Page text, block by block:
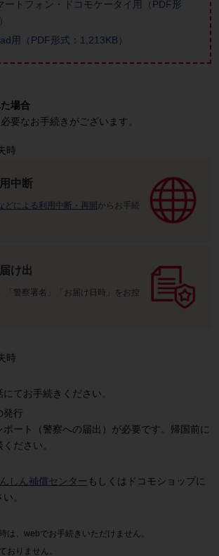
ートフォン・ドコモケータイ用（PDF形
用（PDF形式：1,213KB）
場合
要なお手続きがございます。
時
中断
どによる利用中断・再開 からお手続
け出
「警察署名」「お届け日時」をお控
時
てお手続きください。
発行
ート（警察への届出）が必要です。帰国前に
ださい。
しん補償センター もしくはドコモショップに
。
は、webでお手続きいただけません。
おりません。